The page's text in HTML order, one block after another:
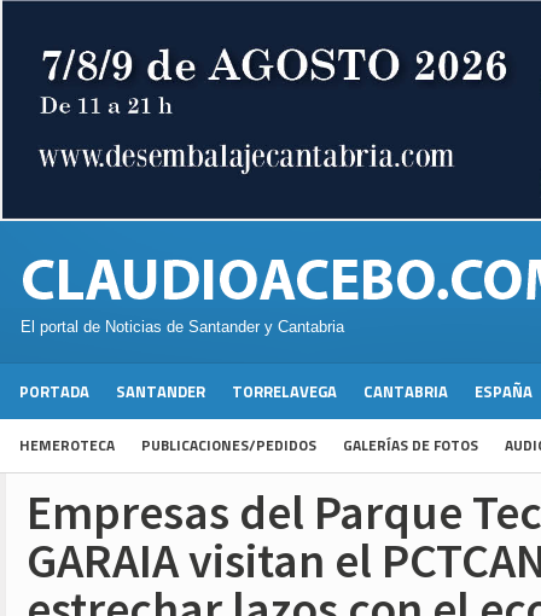
El portal de Noticias de Santander y Cantabria
PORTADA SANTANDER TORRELAVEGA CANTABRIA ESPAÑA
HEMEROTECA PUBLICACIONES/PEDIDOS GALERÍAS DE FOTOS
Empresas del Parque
GARAIA visitan el